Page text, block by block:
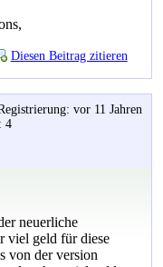
Diesen Beitrag zitieren
vor 11 Jahren
4
neuerliche
viel geld für diese
von der version